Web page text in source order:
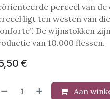
perceel van
ligt ten westen van
De wijnstokken
van 10.000 flessen.
€
Aan